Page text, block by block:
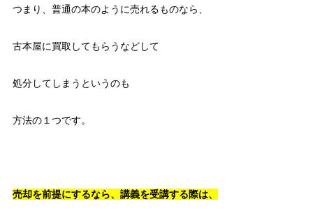
つまり、普通の本のように売れるものなら、
古本屋に買取してもらうなどして
処分してしまうというのも
方法の１つです。
売却を前提にするなら、講義を受講する際は、